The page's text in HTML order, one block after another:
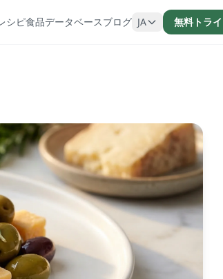
シピ食品データベースブログ JA 無料トラ